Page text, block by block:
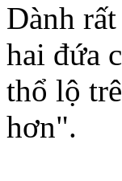
Dành
hai đứa
thổ lộ
hơn".